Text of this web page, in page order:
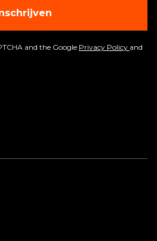
and the Google Privacy Policy and